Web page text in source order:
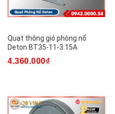
Quạt thông gió phòng nổ
Deton BT35-11-3.15A
4.360.000₫